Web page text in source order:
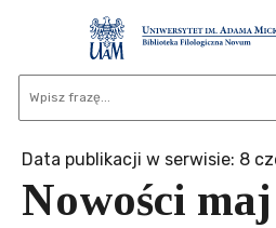
Data publikacji w serwisie: 8
Nowości